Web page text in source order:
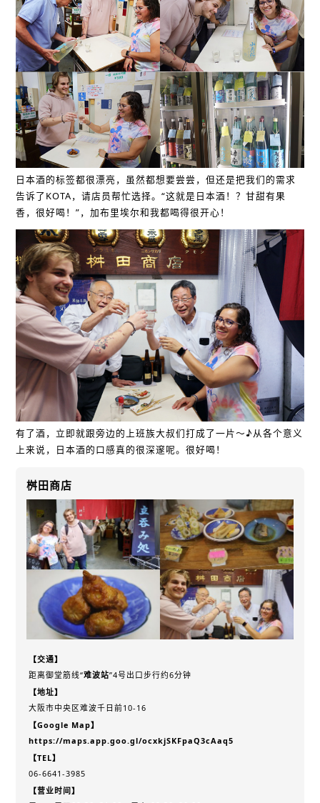
日本酒的标签都很漂亮，虽然都想要尝尝，但还是把我们的需求
告诉了KOTA，请店员帮忙选择。“这就是日本酒！？甘甜有果
香，很好喝！”，加布里埃尔和我都喝得很开心！
有了酒，立即就跟旁边的上班族大叔们打成了一片～♪从各个意义
上来说，日本酒的口感真的很深邃呢。很好喝！
桝田商店
【交通】
距离御堂筋线“难波站”4号出口步行约6分钟
【地址】
大阪市中央区难波千日前10-16
【Google Map】
https://maps.app.goo.gl/ocxkjSKFpaQ3cAaq5
【TEL】
06-6641-3985
【营业时间】